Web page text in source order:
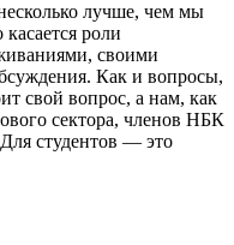
лучше, чем мы
роли
своими
Как и вопросы,
свой вопрос, а нам, как
сектора, членов НБК
студентов — это